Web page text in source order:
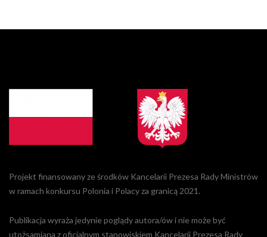
Projekt finansowany ze środków Kancelarii Prezesa Rady Ministrów
w ramach konkursu Polonia i Polacy za granicą 2021.
Publikacja wyraża jedynie poglądy autora/ów i nie może być
utożsamiana z oficjalnym stanowiskiem Kancelarii Prezesa Rady